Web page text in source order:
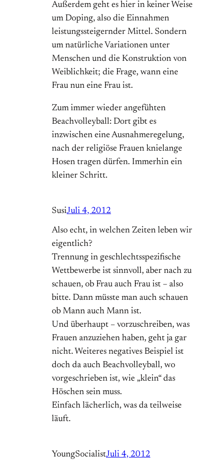
Außerdem geht es hier in keiner Weise
um Doping, also die Einnahmen
leistungssteigernder Mittel. Sondern
um natürliche Variationen unter
Menschen und die Konstruktion von
Weiblichkeit; die Frage, wann eine
Frau nun eine Frau ist.
Zum immer wieder angefühten
Beachvolleyball: Dort gibt es
inzwischen eine Ausnahmeregelung,
nach der religiöse Frauen knielange
Hosen tragen dürfen. Immerhin ein
kleiner Schritt.
SusiJuli 4, 2012
Also echt, in welchen Zeiten leben wir
eigentlich?
Trennung in geschlechtsspezifische
Wettbewerbe ist sinnvoll, aber nach zu
schauen, ob Frau auch Frau ist – also
bitte. Dann müsste man auch schauen
ob Mann auch Mann ist.
Und überhaupt – vorzuschreiben, was
Frauen anzuziehen haben, geht ja gar
nicht. Weiteres negatives Beispiel ist
doch da auch Beachvolleyball, wo
vorgeschrieben ist, wie „klein“ das
Höschen sein muss.
Einfach lächerlich, was da teilweise
läuft.
YoungSocialistJuli 4, 2012